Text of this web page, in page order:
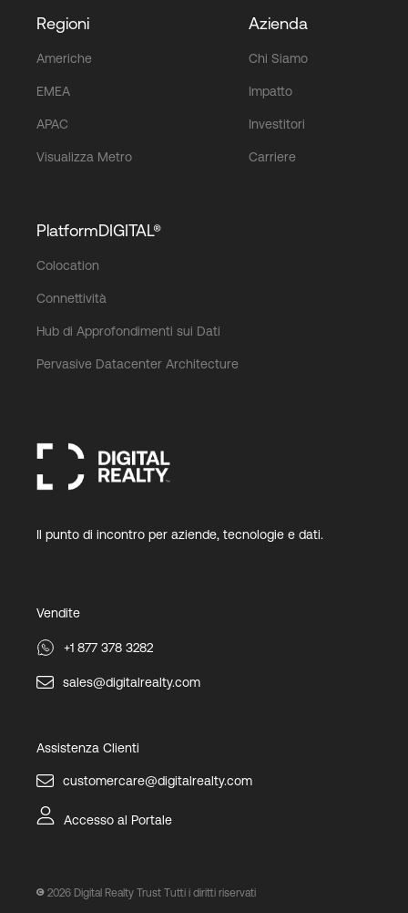
Regioni
Americhe
EMEA
APAC
Visualizza Metro
Azienda
Chi Siamo
Impatto
Investitori
Carriere
PlatformDIGITAL®
Colocation
Connettività
Hub di Approfondimenti sui Dati
Pervasive Datacenter Architecture
Il punto di incontro per aziende, tecnologie e dati.
Vendite
+1 877 378 3282
sales@digitalrealty.com
Assistenza Clienti
customercare@digitalrealty.com
Accesso al Portale
2026 Digital Realty Trust Tutti i diritti riservati